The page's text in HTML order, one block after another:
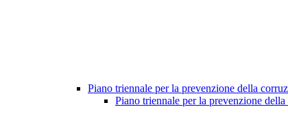
Piano triennale per la prevenzione della
Piano triennale per la prevenzione